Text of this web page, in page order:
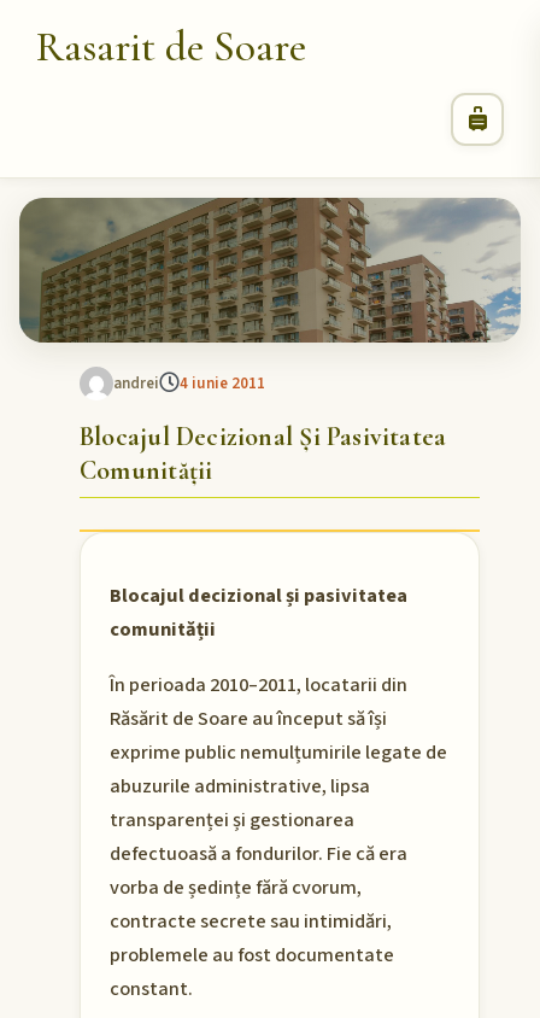
Rasarit de Soare
andrei 4 iunie 2011
Blocajul Decizional Și Pasivitatea
Comunității
Blocajul decizional și pasivitatea
comunității
În perioada 2010–2011, locatarii din
Răsărit de Soare au început să își
exprime public nemulțumirile legate de
abuzurile administrative, lipsa
transparenței și gestionarea
defectuoasă a fondurilor. Fie că era
vorba de ședințe fără cvorum,
contracte secrete sau intimidări,
problemele au fost documentate
constant.